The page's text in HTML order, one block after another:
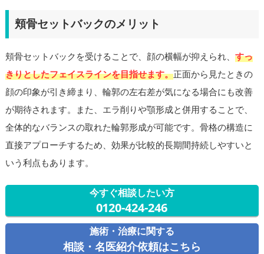
頬骨セットバックのメリット
頬骨セットバックを受けることで、顔の横幅が抑えられ、 すっ
きりとしたフェイスラインを目指せます。正面から見たときの
顔の印象が引き締まり、輪郭の左右差が気になる場合にも改善
が期待されます。また、エラ削りや顎形成と併用することで、
全体的なバランスの取れた輪郭形成が可能です。骨格の構造に
直接アプローチするため、効果が比較的長期間持続しやすいと
いう利点もあります。
今すぐ相談したい方
0120-424-246
施術・治療に関する
相談・名医紹介依頼はこちら